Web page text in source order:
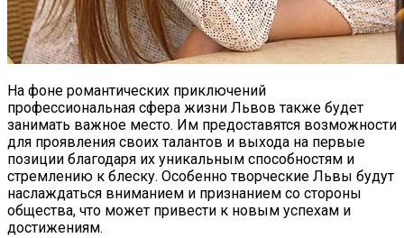
На фоне романтических приключений
профессиональная сфера жизни Львов также будет
занимать важное место. Им предоставятся возможности
для проявления своих талантов и выхода на первые
позиции благодаря их уникальным способностям и
стремлению к блеску. Особенно творческие Львы будут
наслаждаться вниманием и признанием со стороны
общества, что может привести к новым успехам и
достижениям.